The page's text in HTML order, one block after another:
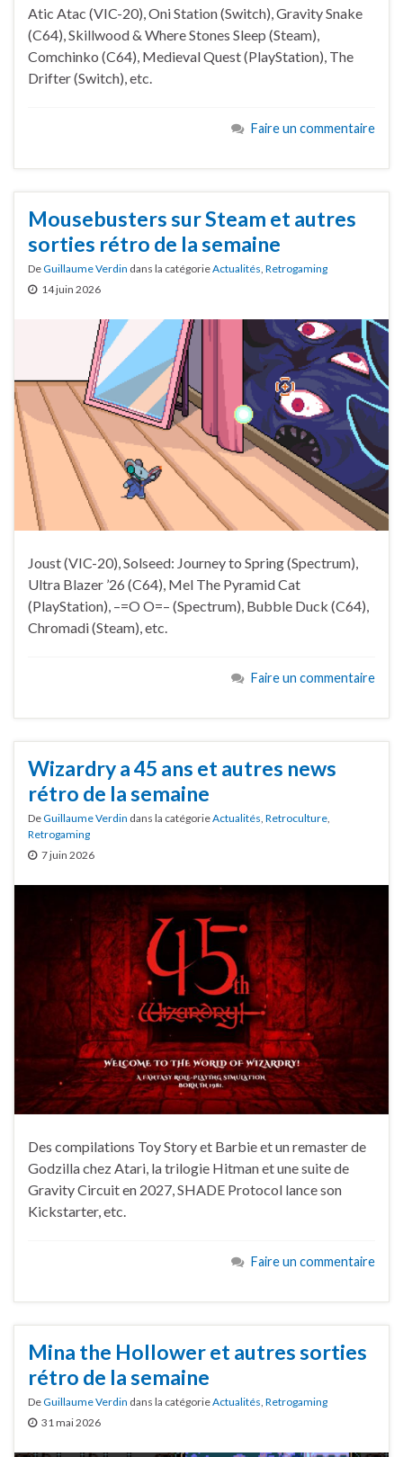
Atic Atac (VIC-20), Oni Station (Switch), Gravity Snake
(C64), Skillwood & Where Stones Sleep (Steam),
Comchinko (C64), Medieval Quest (PlayStation), The
Drifter (Switch), etc.
Faire un commentaire
Mousebusters sur Steam et autres
sorties rétro de la semaine
DeGuillaume Verdin dans la catégorieActualités, Retrogaming
14 juin 2026
Joust (VIC-20), Solseed: Journey to Spring (Spectrum),
Ultra Blazer ’26 (C64), Mel The Pyramid Cat
(PlayStation), –=O O=– (Spectrum), Bubble Duck (C64),
Chromadi (Steam), etc.
Faire un commentaire
Wizardry a 45 ans et autres news
rétro de la semaine
DeGuillaume Verdin dans la catégorieActualités, Retroculture,
Retrogaming
7 juin 2026
Des compilations Toy Story et Barbie et un remaster de
Godzilla chez Atari, la trilogie Hitman et une suite de
Gravity Circuit en 2027, SHADE Protocol lance son
Kickstarter, etc.
Faire un commentaire
Mina the Hollower et autres sorties
rétro de la semaine
DeGuillaume Verdin dans la catégorieActualités, Retrogaming
31 mai 2026